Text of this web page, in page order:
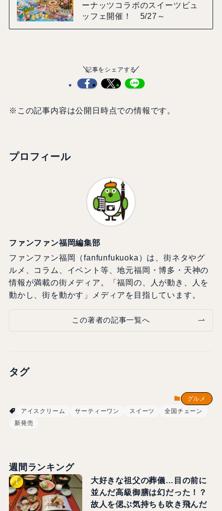
ーナッツコラボのスイーツビュ
ッフェ開催！ 5/27～
記事をシェアする
※この記事内容は公開日時点での情報です。
プロフィール
ファンファン福岡編集部
ファンファン福岡（fanfunfukuoka）は、街ネタやグ
ルメ、コラム、イベント等、地元福岡・博多・天神の
情報が満載の街メディア。「福岡の、人が動き、人を
動かし、街を動かす」メディアを目指しています。
この著者の記事一覧へ
タグ
グルメ
アイスクリーム
サーティーワン スイーツ
全国チェーン
新発売
週間ランキング
大好きな祖父の葬儀…目の前に
並んだ高級御膳は幻だった！？
故人を偲ぶ気持ちも吹き飛んだ